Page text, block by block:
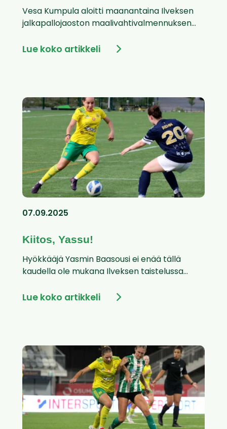
Vesa Kumpula aloitti maanantaina Ilveksen
jalkapallojaoston maalivahtivalmennuksen...
Lue koko artikkeli
07.09.2025
Kiitos, Yassu!
Hyökkääjä Yasmin Baasousi ei enää tällä
kaudella ole mukana Ilveksen taistelussa...
Lue koko artikkeli